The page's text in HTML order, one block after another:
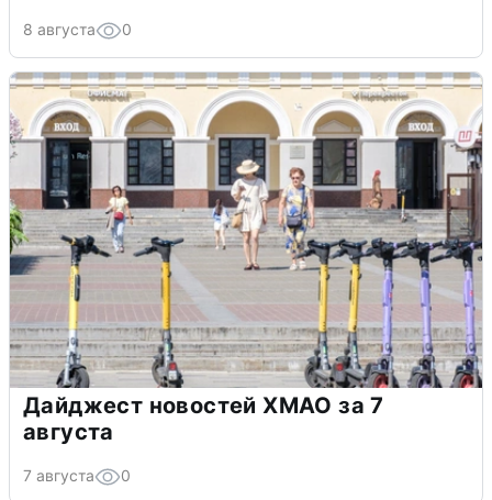
8 августа 0
Дайджест новостей ХМАО за 7
августа
7 августа 0